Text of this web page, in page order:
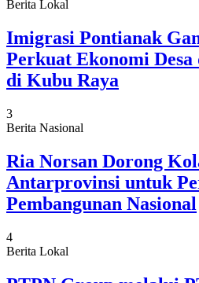
Berita Lokal
Imigrasi Pontianak
Perkuat Ekonomi Desa
di Kubu Raya
3
Berita Nasional
Ria Norsan Dorong
Antarprovinsi untuk
Pembangunan Nasional
4
Berita Lokal